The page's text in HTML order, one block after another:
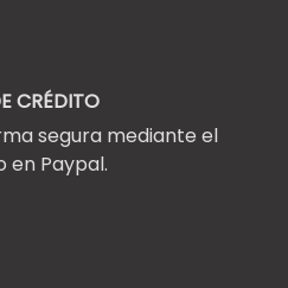
CRÉDITO
segura mediante el
en Paypal.